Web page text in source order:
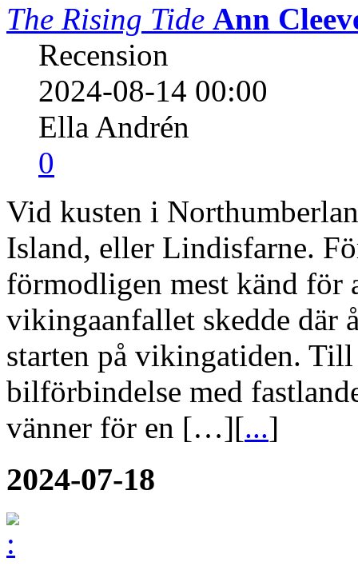
The Rising Tide Ann
Recension
2024-08-14 00:00
Ella Andrén
0
Vid kusten i
Island, eller Lindisfarne.
förmodligen mest känd för
vikingaanfallet skedde där
starten på vikingatiden.
bilförbindelse med
vänner för en […][...]
2024-07-18